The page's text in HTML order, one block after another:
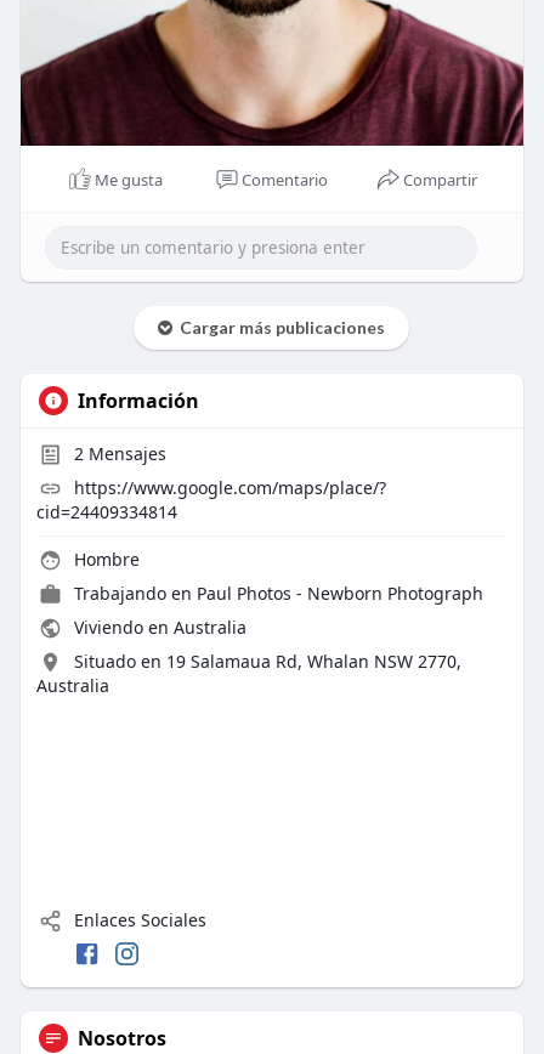
Me gusta Comentario Compartir
Cargar más publicaciones
Información
2Mensajes
https://www.google.com/maps/place/?
cid=24409334814
Hombre
Trabajando en Paul Photos - Newborn Photograph
Viviendo en Australia
Situado en 19 Salamaua Rd, Whalan NSW 2770,
Australia
Enlaces Sociales
Nosotros